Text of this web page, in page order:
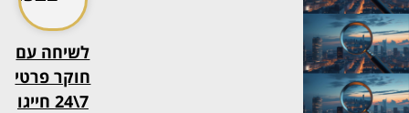
לשיחה עם
חוקר פרטי
7\24 חייגו